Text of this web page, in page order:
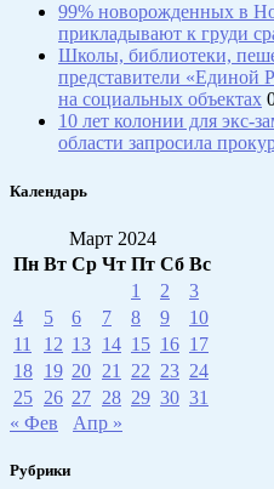
99% новорожденных в
прикладывают к груди
Школы, библиотеки,
представители «Единой
на социальных объектах
10 лет колонии для экс-
области запросила
Календарь
Март 2024
Пн Вт Ср Чт Пт Сб Вс
1
2
3
4
5 6 7 8 9
10
11
12 13 14 15 16 17
18 19 20 21 22 23 24
25 26 27 28 29 30 31
« Фев
Апр »
Рубрики